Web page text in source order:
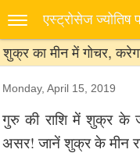
एस्‍ट्रोसेज ज्‍योतिष
शुक्र का मीन में गोचर,
Monday, April 15, 2019
गुरु की राशि में शुक्र के
असर! जानें शुक्र के मीन